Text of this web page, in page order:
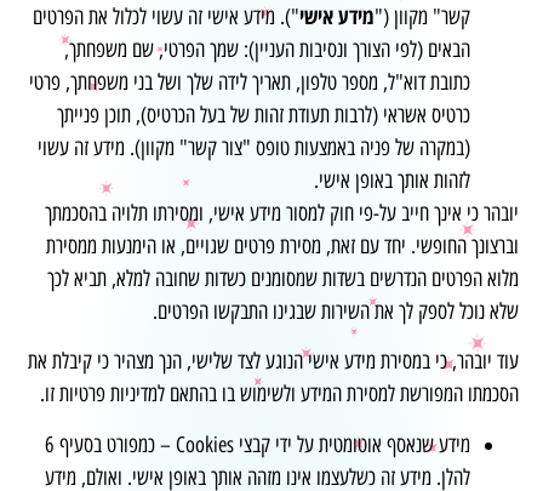
קשר" מקוון ("מידע אישי"). מידע אישי זה עשוי לכלול את הפרטים
הבאים (לפי הצורך ונסיבות העניין): שמך הפרטי, שם משפחתך,
כתובת דוא"ל, מספר טלפון, תאריך לידה שלך ושל בני משפחתך, פרטי
כרטיס אשראי (לרבות תעודת זהות של בעל הכרטיס), תוכן פנייתך
(במקרה של פניה באמצעות טופס "צור קשר" מקוון). מידע זה עשוי
לזהות אותך באופן אישי.
יובהר כי אינך חייב על-פי חוק למסור מידע אישי, ומסירתו תלויה בהסכמתך
וברצונך החופשי. יחד עם זאת, מסירת פרטים שגויים, או הימנעות ממסירת
מלוא הפרטים הנדרשים בשדות שמסומנים כשדות שחובה למלא, תביא לכך
שלא נוכל לספק לך את השירות שבגינו התבקשו הפרטים.
עוד יובהר, כי במסירת מידע אישי הנוגע לצד שלישי, הנך מצהיר כי קיבלת את
הסכמתו המפורשת למסירת המידע ולשימוש בו בהתאם למדיניות פרטיות זו.
מידע שנאסף אוטומטית על ידי קבצי Cookies – כמפורט בסעיף ‎6
להלן. מידע זה כשלעצמו אינו מזהה אותך באופן אישי. ואולם, מידע